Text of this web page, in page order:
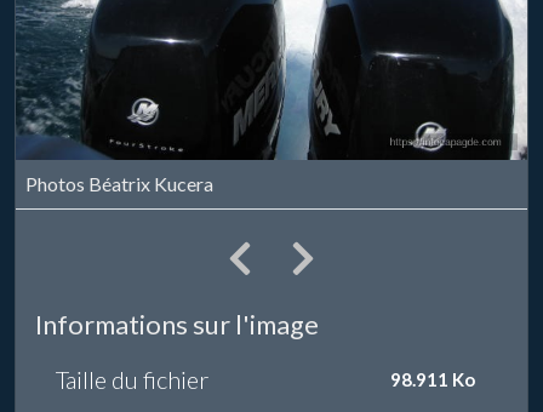
Photos Béatrix Kucera
Informations sur l'image
Taille du fichier 98.911 Ko